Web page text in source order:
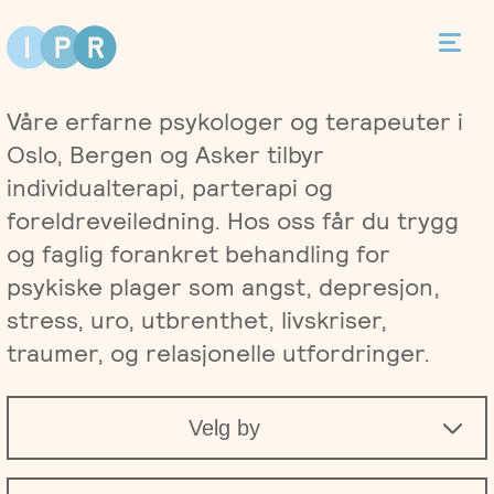
Kontakt
Terapi
Individualterapi
Priser
Asker
Bergen
Behandlere
Kurs
Våre erfarne psykologer og terapeuter i
Oslo, Bergen og Asker tilbyr
individualterapi, parterapi og
foreldreveiledning. Hos oss får du trygg
og faglig forankret behandling for
psykiske plager som angst, depresjon,
stress, uro, utbrenthet, livskriser,
traumer, og relasjonelle utfordringer.
Velg by